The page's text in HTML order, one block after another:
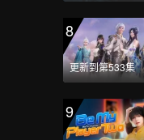
8
更新到第533集
9